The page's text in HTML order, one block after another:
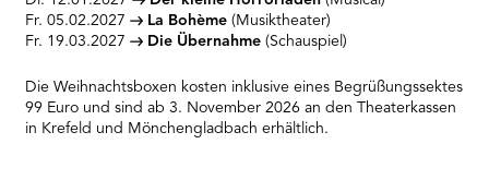
Fr. 05.02.2027
La Bohème(Musiktheater)
Fr. 19.03.2027
Die Übernahme(Schauspiel)
Die Weihnachtsboxen kosten inklusive eines Begrüßungssektes
99 Euro und sind ab 3. November 2026 an den Theaterkassen
in Krefeld und Mönchengladbach erhältlich.